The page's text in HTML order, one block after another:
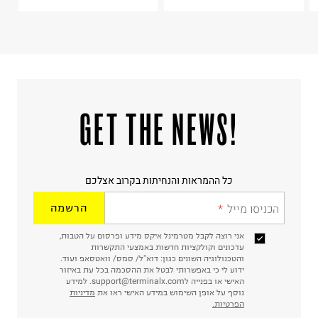
!GET THE NEWS
כל ההמראות והנחיתות בקרוב אצלכם
הכניסו מייל הרשמה
אני רוצה לקבל מטרמינל איקס מידע ופרסום על הטבות,
עדכונים וקולקציות חדשות באמצעי התקשרות
והטכנולוגיה השונים כגון: דוא"ל/ סמס/ וואטסאפ ועוד.
ידוע לי כי באפשרותי לבטל את ההסכמה בכל עת באיזור
האישי או בפנייה לsupport@terminalx.com. למידע
נוסף על אופן השימוש במידע האישי ראו את מדיניות
הפרטיות.